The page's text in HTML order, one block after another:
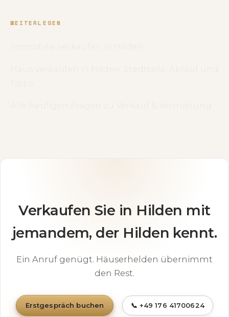
WEITERLESEN
Verkaufen Sie in Hilden mit
jemandem, der Hilden kennt.
Ein Anruf genügt. Häuserhelden übernimmt
den Rest.
Erstgespräch buchen 📞 +49 176 41700624